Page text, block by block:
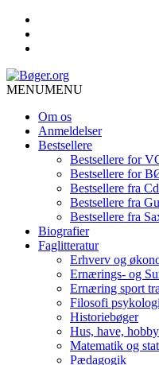
MENUMENU
Om os
Anmeldelser
Bestsellere
Bestsellere for
Bestsellere for
Bestsellere fra
Bestsellere fra
Bestsellere fra
Biografier
Faglitteratur
Erhverv og
Ernærings- og
Ernæring sport
Filosofi
Historiebøger
Hus, have,
Matematik og
Pædagogik